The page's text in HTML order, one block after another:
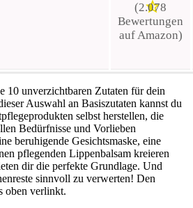
(2.078
Bewertungen
auf Amazon)
10 unverzichtbaren Zutaten für dein
Auswahl an Basiszutaten kannst du
selbst herstellen, die
Bedürfnisse und Vorlieben
beruhigende Gesichtsmaske, eine
pflegenden Lippenbalsam kreieren
dir die perfekte Grundlage. Und
sinnvoll zu verwerten! Den
oben verlinkt.